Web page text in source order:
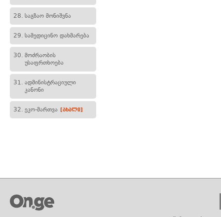
28. საგზაო მონიშვნა
29. სამედიცინო დახმარება
30. მოძრაობის
უსაფრთხოება
31. ადმინისტრაციული
კანონი
32. ეკო-მართვა [ახალი]